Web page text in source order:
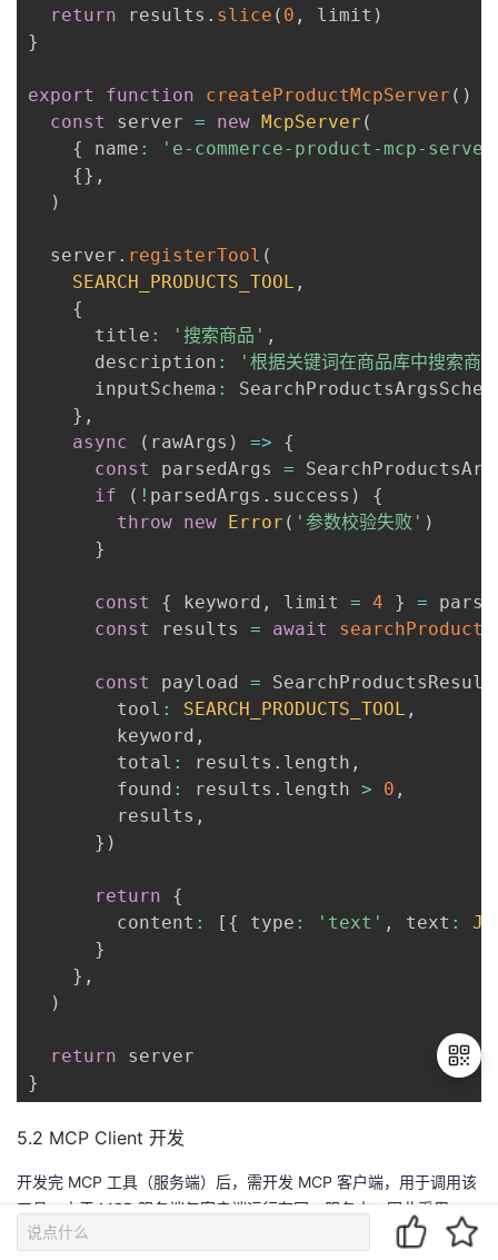
return results . slice ( 0 , limit )
}
export function createProductMcpServer ( )
const
server = new McpServer (
{
name :
'e-commerce-product-mcp-
{} ,
)
  server
. registerTool (
SEARCH_PRODUCTS_TOOL ,
{
      title
: '搜索商品' ,
      description
:
'根据关键词在商品库中搜索商
      inputSchema
:
} ,
async
( rawArgs ) =>
{
const
parsedArgs =
if
( ! parsedArgs . success )
{
throw new Error ( '参数校验失败' )
}
const { keyword , limit = 4 } =
const
results = await
const payload =
        tool
: SEARCH_PRODUCTS_TOOL ,
        keyword
,
        total
: results . length ,
        found
: results . length > 0 ,
        results
,
} )
return
{
        content
: [ { type : 'text' , text :
}
} ,
)
return
}
5.2 MCP Client 开发
开发完 MCP 工具（服务端）后，需开发 MCP 客户端，用于调用该
工具。由于 MCP 服务端与客户端运行在同一服务中，因此采用
InMemoryTransport
方式实现两者的通信，无需额外配置网络接